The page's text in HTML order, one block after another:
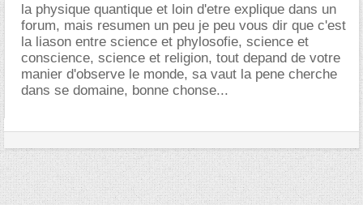
la physique quantique et loin d'etre explique dans un
forum, mais resumen un peu je peu vous dir que c'est
la liason entre science et phylosofie, science et
conscience, science et religion, tout depand de votre
manier d'observe le monde, sa vaut la pene cherche
dans se domaine, bonne chonse...